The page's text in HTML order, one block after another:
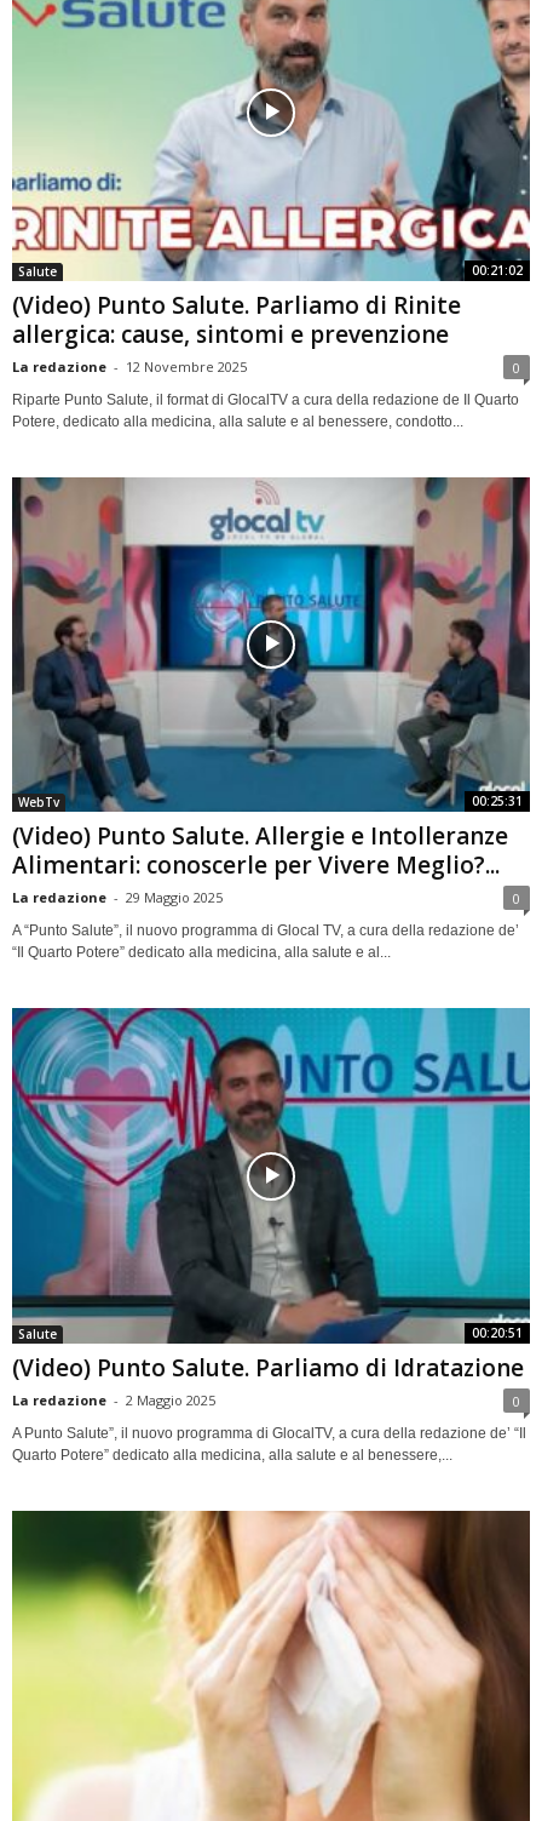
00:21:02
Salute
(Video) Punto Salute. Parliamo di Rinite
allergica: cause, sintomi e prevenzione
La redazione - 12 Novembre 2025 0
Riparte Punto Salute, il format di GlocalTV a cura della redazione de Il Quarto
Potere, dedicato alla medicina, alla salute e al benessere, condotto...
00:25:31
WebTv
(Video) Punto Salute. Allergie e Intolleranze
Alimentari: conoscerle per Vivere Meglio?...
La redazione - 29 Maggio 2025 0
A “Punto Salute”, il nuovo programma di Glocal TV, a cura della redazione de’
“Il Quarto Potere” dedicato alla medicina, alla salute e al...
00:20:51
Salute
(Video) Punto Salute. Parliamo di Idratazione
La redazione - 2 Maggio 2025 0
A Punto Salute”, il nuovo programma di GlocalTV, a cura della redazione de’ “Il
Quarto Potere” dedicato alla medicina, alla salute e al benessere,...